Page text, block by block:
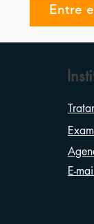
Entre
E-mail